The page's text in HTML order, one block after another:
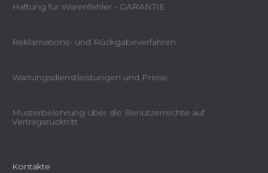
Haftung für Warenfehler - GARANTIE
Reklamations- und Rückgabeverfahren
Wartungsdienstleistungen und Preise
Musterbelehrung über die Benutzerrechte auf
Vertragsrücktritt
Kontakte